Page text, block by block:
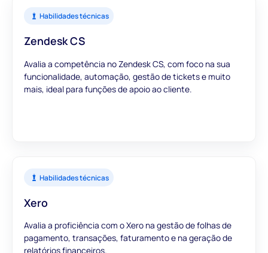
Habilidades técnicas
Zendesk CS
Avalia a competência no Zendesk CS, com foco na sua
funcionalidade, automação, gestão de tickets e muito
mais, ideal para funções de apoio ao cliente.
Habilidades técnicas
Xero
Avalia a proficiência com o Xero na gestão de folhas de
pagamento, transações, faturamento e na geração de
relatórios financeiros.